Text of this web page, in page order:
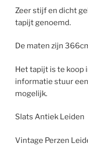
Zeer stijf en dicht
tapijt genoemd.
De maten zijn
Het tapijt is te koop
informatie stuur
mogelijk.
Slats Antiek Leiden
Vintage Perzen